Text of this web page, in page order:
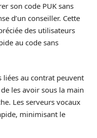
son code PUK sans
d’un conseiller. Cette
des utilisateurs
au code sans
au contrat peuvent
les avoir sous la main
Les serveurs vocaux
minimisant le